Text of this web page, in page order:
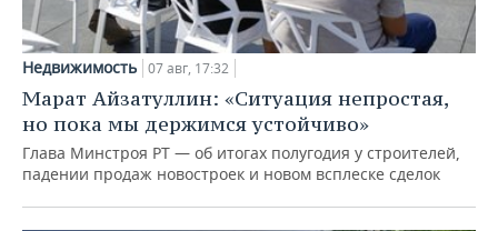
Недвижимость 07 авг, 17:32
Марат Айзатуллин: «Ситуация непростая,
но пока мы держимся устойчиво»
Глава Минстроя РТ — об итогах полугодия у строителей,
падении продаж новостроек и новом всплеске сделок